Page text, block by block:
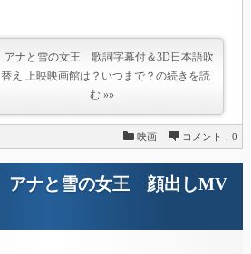
アナと雪の女王 歌詞字幕付＆3D日本語吹
替え 上映映画館は？いつまで？の続きを読
む »»
映画 コメント：0
アナと雪の女王 顔出しMV